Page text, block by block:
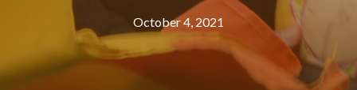
October 4, 2021